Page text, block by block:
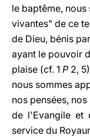
le baptême,
vivantes" de ce
de Dieu, bénis
ayant le pouvoir
plaise (cf. 1 P 2,
nous sommes
nos pensées,
de l'Evangile et
service du